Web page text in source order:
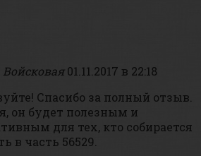
Войсковая 01.11.2017 в 22:18
Спасибо за полный отзыв.
он будет полезным и
для тех, кто собирается
в часть 56529.